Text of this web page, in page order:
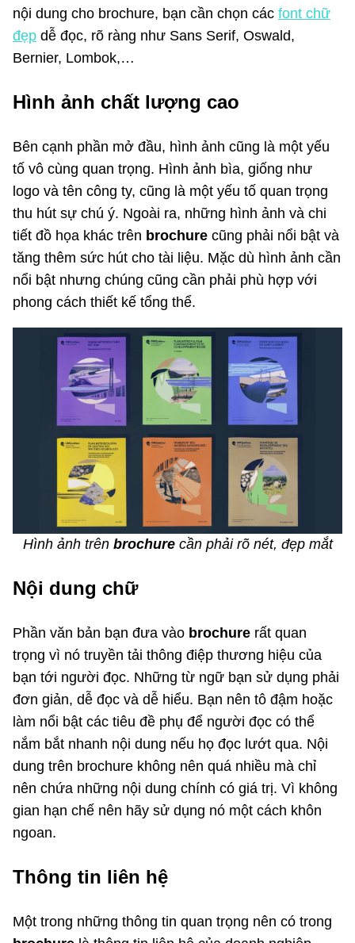
nội dung cho brochure, bạn cần chọn các font chữ
đẹp dễ đọc, rõ ràng như Sans Serif, Oswald,
Bernier, Lombok,…
Hình ảnh chất lượng cao
Bên cạnh phần mở đầu, hình ảnh cũng là một yếu
tố vô cùng quan trọng. Hình ảnh bìa, giống như
logo và tên công ty, cũng là một yếu tố quan trọng
thu hút sự chú ý. Ngoài ra, những hình ảnh và chi
tiết đồ họa khác trên brochure cũng phải nổi bật và
tăng thêm sức hút cho tài liệu. Mặc dù hình ảnh cần
nổi bật nhưng chúng cũng cần phải phù hợp với
phong cách thiết kế tổng thể.
Hình ảnh trên brochurecần phải rõ nét, đẹp mắt
Nội dung chữ
Phần văn bản bạn đưa vào brochure rất quan
trọng vì nó truyền tải thông điệp thương hiệu của
bạn tới người đọc. Những từ ngữ bạn sử dụng phải
đơn giản, dễ đọc và dễ hiểu. Bạn nên tô đậm hoặc
làm nổi bật các tiêu đề phụ để người đọc có thể
nắm bắt nhanh nội dung nếu họ đọc lướt qua. Nội
dung trên brochure không nên quá nhiều mà chỉ
nên chứa những nội dung chính có giá trị. Vì không
gian hạn chế nên hãy sử dụng nó một cách khôn
ngoan.
Thông tin liên hệ
Một trong những thông tin quan trọng nên có trong